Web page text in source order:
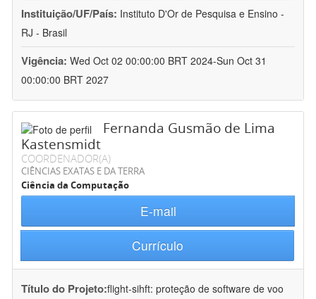
Instituição/UF/País: Instituto D'Or de Pesquisa e Ensino -
RJ - Brasil
Vigência: Wed Oct 02 00:00:00 BRT 2024-Sun Oct 31
00:00:00 BRT 2027
Fernanda Gusmão de Lima
Kastensmidt
COORDENADOR(A)
CIÊNCIAS EXATAS E DA TERRA
Ciência da Computação
E-mail
Currículo
Título do Projeto:flight-sihft: proteção de software de voo